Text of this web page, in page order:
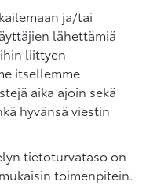
ja/tai
lähettämiä
liittyen
itsellemme
aika ajoin sekä
hyvänsä viestin
tietoturvataso on
toimenpitein.